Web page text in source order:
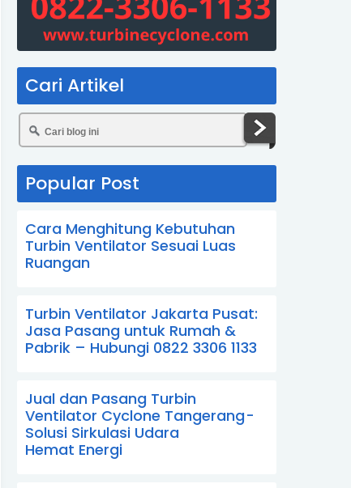
Cari Artikel
Popular Post
Cara Menghitung Kebutuhan
Turbin Ventilator Sesuai Luas
Ruangan
Turbin Ventilator Jakarta Pusat:
Jasa Pasang untuk Rumah &
Pabrik – Hubungi 0822 3306 1133
Jual dan Pasang Turbin
Ventilator Cyclone Tangerang -
Solusi Sirkulasi Udara
Hemat Energi